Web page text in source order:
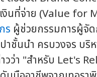
นที่จ่าย (Value for
ร ผู้ช่วยกรรมการผู้จั
าชั้นนำ ครบวงจร บริ
วว่า "สำหรับ Let's